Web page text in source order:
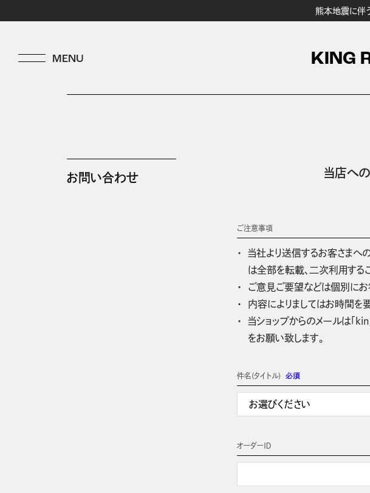
熊本地震に伴
KING
お問い合わせ 当店への
ご注意事項
当社より送信するお客さまへ
は全部を転載、二次利用する
ご意見ご要望などは個別にお
内容によりましてはお時間を
当ショップからのメールは「
をお願い致します。
件名(タイトル) 必須
オーダーＩＤ